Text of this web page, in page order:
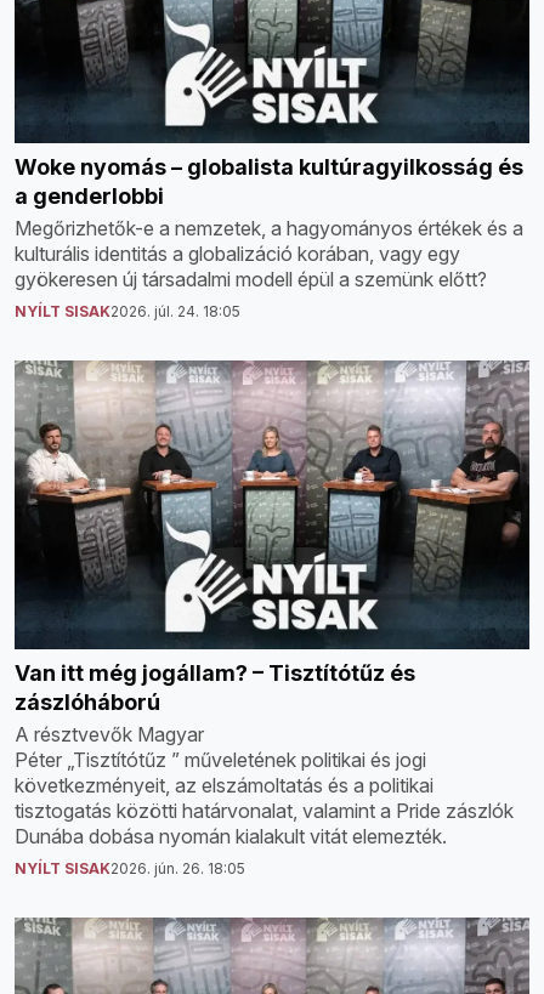
Woke nyomás – globalista kultúragyilkosság és
a genderlobbi
Megőrizhetők-e a nemzetek, a hagyományos értékek és a
kulturális identitás a globalizáció korában, vagy egy
gyökeresen új társadalmi modell épül a szemünk előtt?
NYÍLT SISAK2026. júl. 24. 18:05
Van itt még jogállam? – Tisztítótűz és
zászlóháború
A résztvevők Magyar
Péter „Tisztítótűz ” műveletének politikai és jogi
következményeit, az elszámoltatás és a politikai
tisztogatás közötti határvonalat, valamint a Pride zászlók
Dunába dobása nyomán kialakult vitát elemezték.
NYÍLT SISAK2026. jún. 26. 18:05